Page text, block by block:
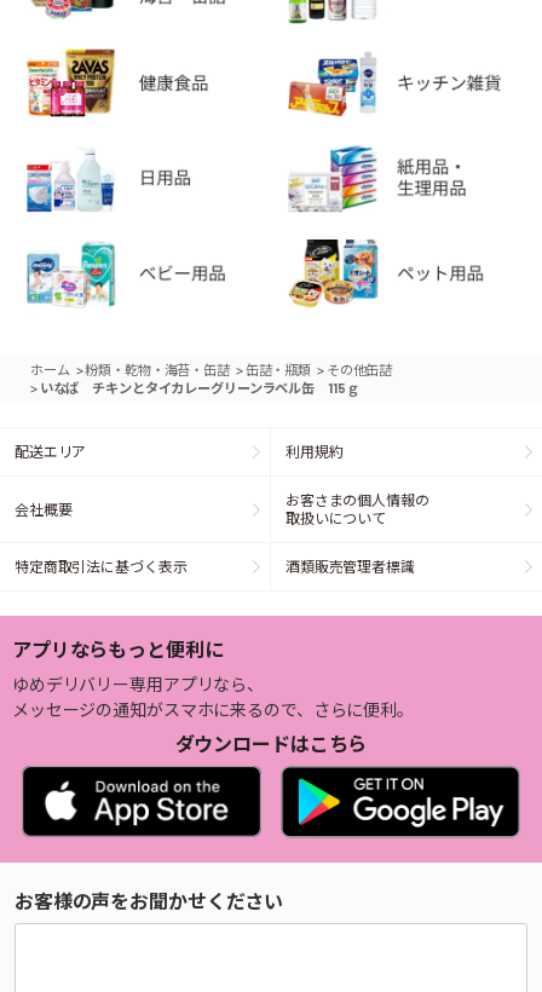
ホーム >粉類・乾物・海苔・缶詰 >缶詰・瓶類 > その他缶詰
> いなば チキンとタイカレーグリーンラベル缶 115ｇ
配送エリア 利用規約
会社概要
お客さまの個人情報の
取扱いについて
特定商取引法に基づく表示 酒類販売管理者標識
アプリならもっと便利に
ゆめデリバリー専用アプリなら、
メッセージの通知がスマホに来るので、さらに便利。
ダウンロードはこちら
お客様の声をお聞かせください